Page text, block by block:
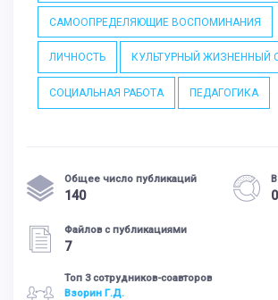
САМООПРЕДЕЛЯЮЩИЕ ВОСПОМИНАНИЯ
ЛИЧНОСТЬ КУЛЬТУРНЫЙ ЖИЗНЕННЫЙ
СОЦИАЛЬНАЯ РАБОТА ПЕДАГОГИКА
Общее число публикаций
140 0
Файлов с публикациями
7
Топ 3 сотрудников-соавторов
Взорин Г.Д.